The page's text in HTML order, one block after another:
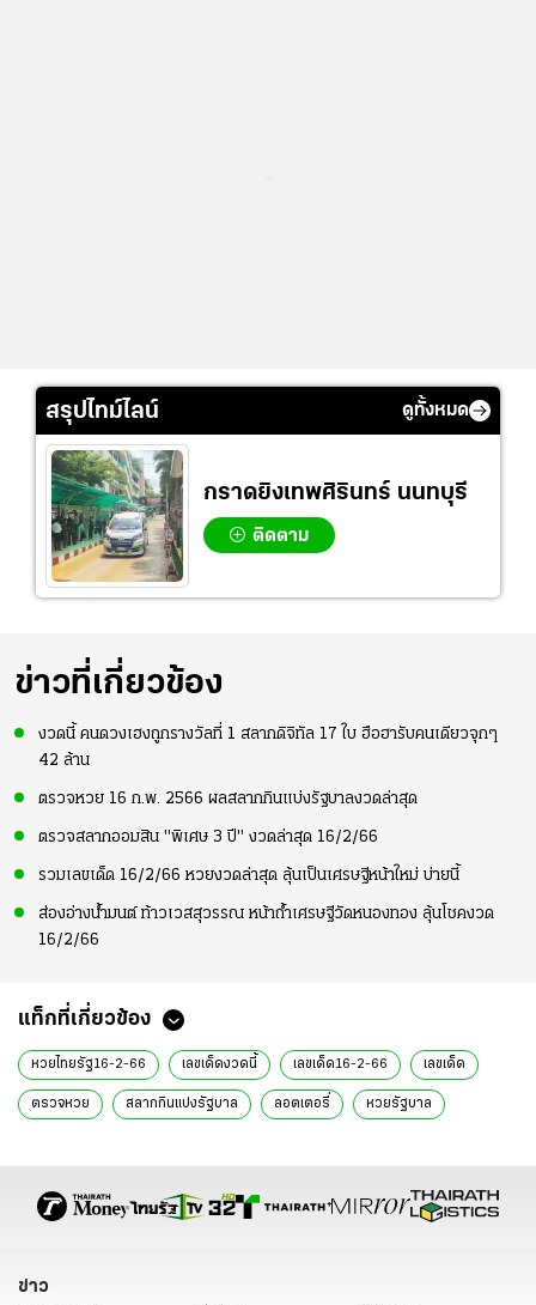
สรุปไทม์ไลน์ ดูทั้งหมด
กราดยิงเทพศิรินทร์ นนทบุรี
ติดตาม
ข่าวที่เกี่ยวข้อง
งวดนี้ คนดวงเฮงถูกรางวัลที่ 1 สลากดิจิทัล 17 ใบ ฮือฮารับคนเดียวจุกๆ
42 ล้าน
ตรวจหวย 16 ก.พ. 2566 ผลสลากกินแบ่งรัฐบาลงวดล่าสุด
ตรวจสลากออมสิน "พิเศษ 3 ปี" งวดล่าสุด 16/2/66
รวมเลขเด็ด 16/2/66 หวยงวดล่าสุด ลุ้นเป็นเศรษฐีหน้าใหม่ บ่ายนี้
ส่องอ่างน้ำมนต์ ท้าวเวสสุวรรณ หน้าถ้ำเศรษฐีวัดหนองทอง ลุ้นโชคงวด
16/2/66
แท็กที่เกี่ยวข้อง
หวยไทยรัฐ16-2-66 เลขเด็ดงวดนี้ เลขเด็ด16-2-66 เลขเด็ด
ตรวจหวย สลากกินแบ่งรัฐบาล ลอตเตอรี่ หวยรัฐบาล
อาศรมฤาษีเณร เลขเด็ดฤาษีเณร คําชะโนด
ข่าว